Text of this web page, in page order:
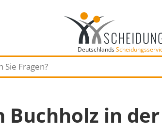
Deutschlands
Buchholz in